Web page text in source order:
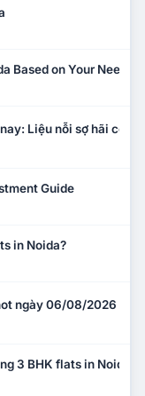
Based on Your Needs
Liệu nỗi sợ hãi có
Guide
in Noida?
ngày 06/08/2026
3 BHK flats in Noida?